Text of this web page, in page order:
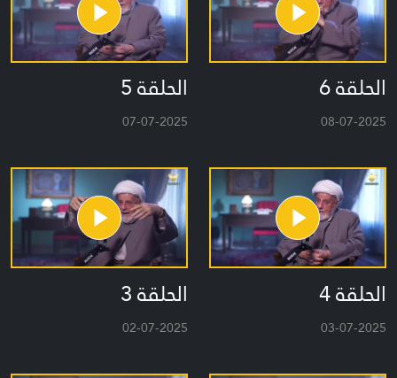
الحلقة 6
08-07-2025
الحلقة 5
07-07-2025
الحلقة 4
03-07-2025
الحلقة 3
02-07-2025